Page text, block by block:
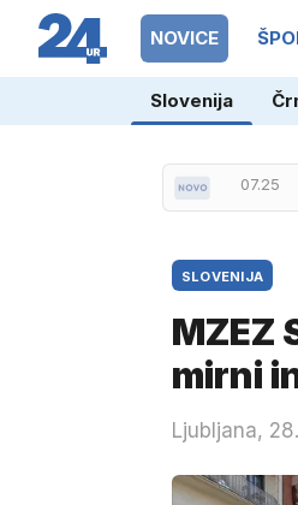
NOVICE
Slovenija
07.20
SLOVENIJA
MZEZ
mirni
Ljubljana,